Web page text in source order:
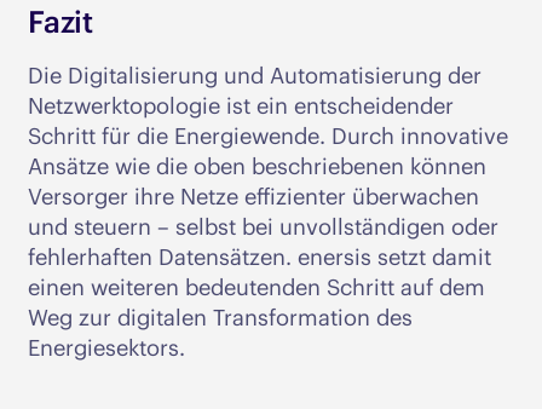
Fazit
Die Digitalisierung und Automatisierung der
Netzwerktopologie ist ein entscheidender
Schritt für die Energiewende. Durch innovative
Ansätze wie die oben beschriebenen können
Versorger ihre Netze effizienter überwachen
und steuern – selbst bei unvollständigen oder
fehlerhaften Datensätzen. enersis setzt damit
einen weiteren bedeutenden Schritt auf dem
Weg zur digitalen Transformation des
Energiesektors.